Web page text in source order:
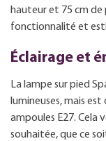
hauteur et 75 cm
fonctionnalité et
Éclairage et
La lampe sur pied
lumineuses, mais
ampoules E27. Cela
souhaitée, que ce